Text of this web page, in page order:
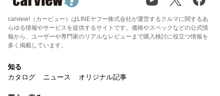
carview!（カービュー）はLINEヤフー株式会社が運営するクルマに関するあ
らゆる情報やサービスを提供するサイトです。価格やスペックなどの公式情
報から、ユーザーや専門家のリアルなレビューまで購入検討に役立つ情報を
多く掲載しています。
知る
カタログ
ニュース オリジナル記事